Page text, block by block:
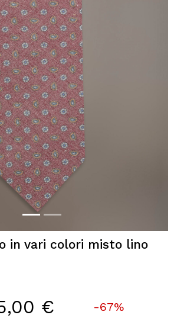
in vari colori misto lino
€ -67%